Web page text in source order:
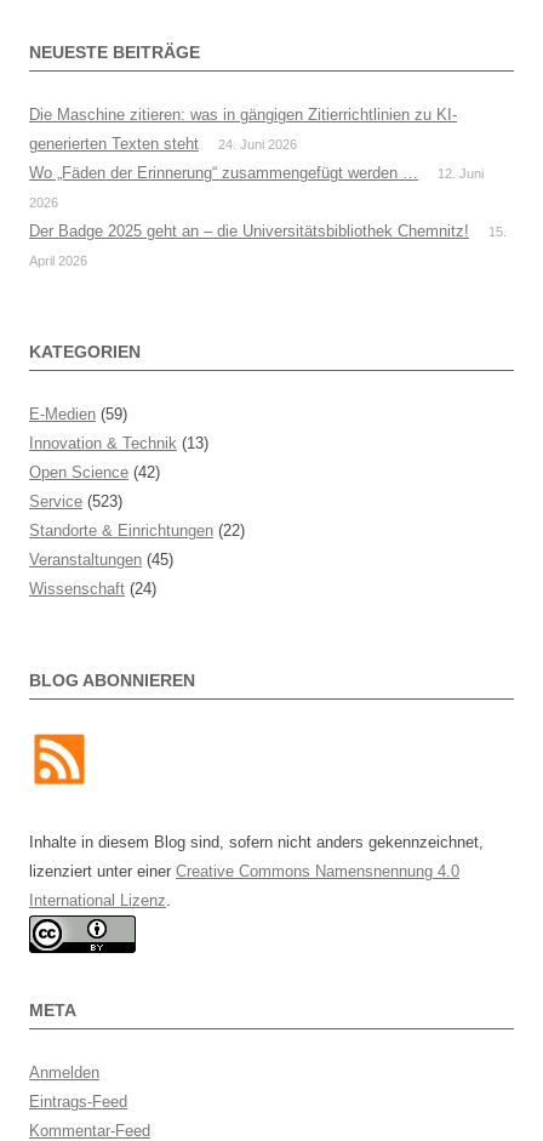
NEUESTE BEITRÄGE
Die Maschine zitieren: was in gängigen Zitierrichtlinien zu KI-
generierten Texten steht
24. Juni 2026
Wo „Fäden der Erinnerung“ zusammengefügt werden …
12. Juni
2026
Der Badge 2025 geht an – die Universitätsbibliothek Chemnitz!
15.
April 2026
KATEGORIEN
E-Medien (59)
Innovation & Technik (13)
Open Science (42)
Service (523)
Standorte & Einrichtungen (22)
Veranstaltungen (45)
Wissenschaft (24)
BLOG ABONNIEREN
Inhalte in diesem Blog sind, sofern nicht anders gekennzeichnet,
lizenziert unter einer Creative Commons Namensnennung 4.0
International Lizenz
META
Anmelden
Eintrags-Feed
Kommentar-Feed